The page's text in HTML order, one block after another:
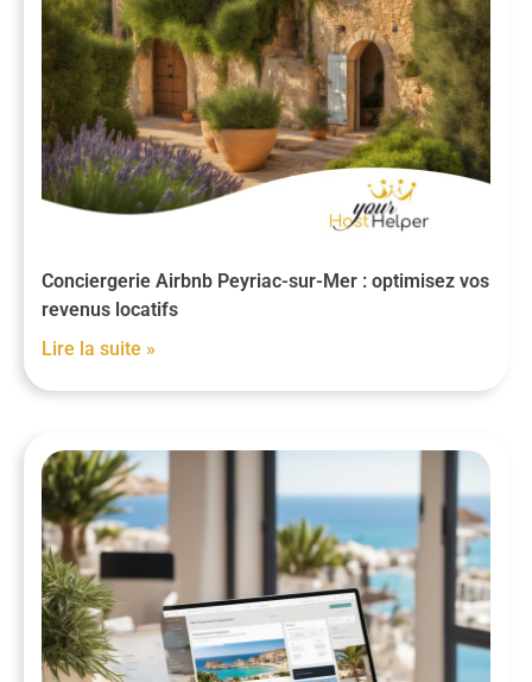
Conciergerie Airbnb Peyriac-sur-Mer : optimisez vos
revenus locatifs
Lire la suite »